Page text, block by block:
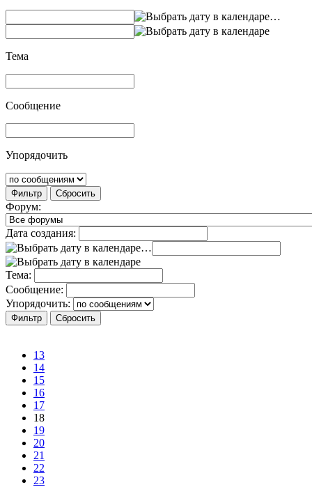
…
Тема
Сообщение
Упорядочить
Фильтр Сбросить
Форум:
Дата создания:
…
Тема:
Сообщение:
Упорядочить:
13
14
15
16
17
18
19
20
21
22
23